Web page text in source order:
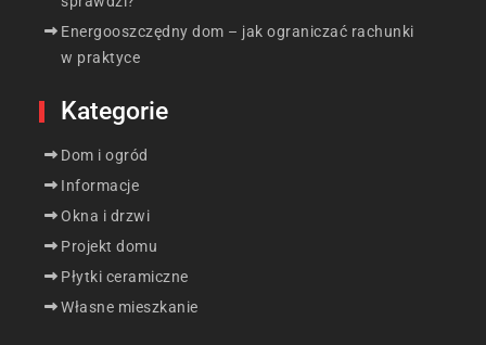
Energooszczędny dom – jak ograniczać rachunki
w praktyce
Kategorie
Dom i ogród
Informacje
Okna i drzwi
Projekt domu
Płytki ceramiczne
Własne mieszkanie